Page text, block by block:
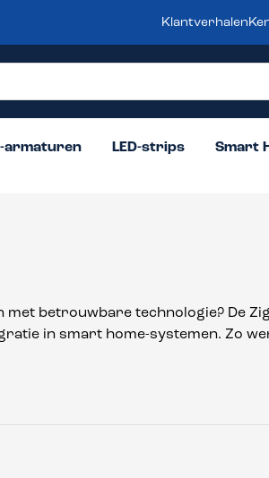
Klantverhalen
armaturen LED-strips Smart
met betrouwbare technologie? De
in smart home-systemen. Zo